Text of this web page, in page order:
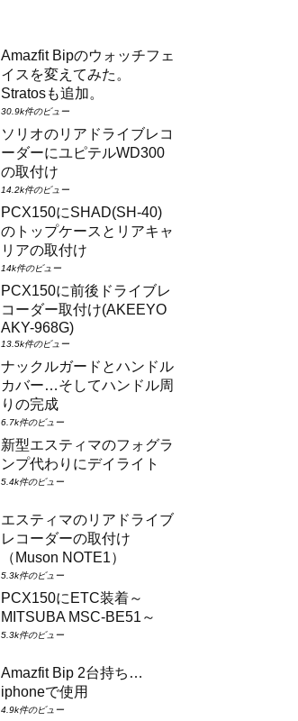
Amazfit Bipのウォッチフェ
イスを変えてみた。
Stratosも追加。
30.9k件のビュー
ソリオのリアドライブレコ
ーダーにユピテルWD300
の取付け
14.2k件のビュー
PCX150にSHAD(SH-40)
のトップケースとリアキャ
リアの取付け
14k件のビュー
PCX150に前後ドライブレ
コーダー取付け(AKEEYO
AKY-968G)
13.5k件のビュー
ナックルガードとハンドル
カバー…そしてハンドル周
りの完成
6.7k件のビュー
新型エスティマのフォグラ
ンプ代わりにデイライト
5.4k件のビュー
エスティマのリアドライブ
レコーダーの取付け
（Muson NOTE1）
5.3k件のビュー
PCX150にETC装着～
MITSUBA MSC-BE51～
5.3k件のビュー
Amazfit Bip 2台持ち…
iphoneで使用
4.9k件のビュー